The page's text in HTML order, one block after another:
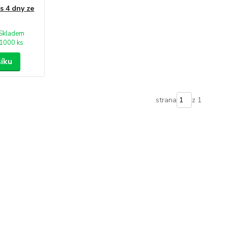
4 dny ze
ks
strana z 1